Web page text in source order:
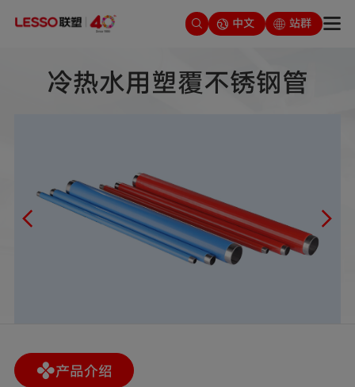
中文 站群
冷热水用塑覆不锈钢管
产品介绍